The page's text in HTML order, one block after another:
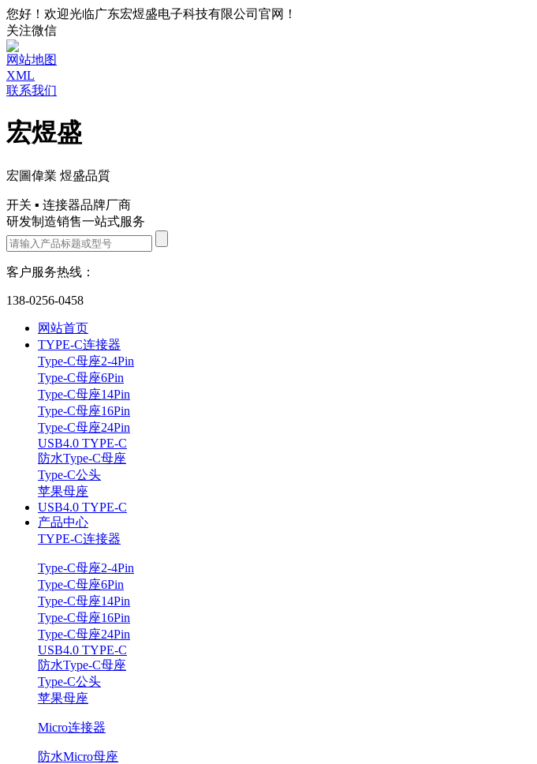
您好！欢迎光临广东宏煜盛电子科技有限公司官网！
关注微信
网站地图
XML
联系我们
宏煜盛
宏圖偉業 煜盛品質
开关 ▪ 连接器品牌厂商
研发制造销售一站式服务
客户服务热线：
138-0256-0458
网站首页
TYPE-C连接器
Type-C母座2-4Pin
Type-C母座6Pin
Type-C母座14Pin
Type-C母座16Pin
Type-C母座24Pin
USB4.0 TYPE-C
防水Type-C母座
Type-C公头
苹果母座
USB4.0 TYPE-C
产品中心
TYPE-C连接器
Type-C母座2-4Pin
Type-C母座6Pin
Type-C母座14Pin
Type-C母座16Pin
Type-C母座24Pin
USB4.0 TYPE-C
防水Type-C母座
Type-C公头
苹果母座
Micro连接器
防水Micro母座